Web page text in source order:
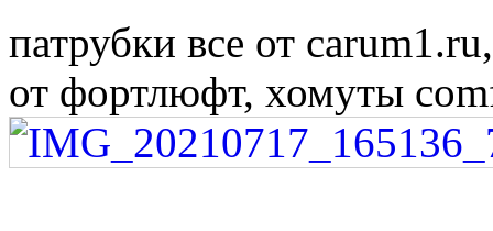
патрубки все от
от фортлюфт, хомуты